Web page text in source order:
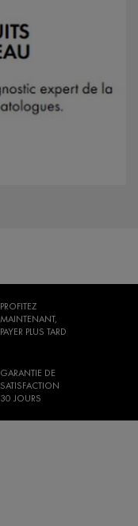
PROFITEZ
MAINTENANT,
PAYER PLUS TARD
GARANTIE DE
SATISFACTION
30 JOURS